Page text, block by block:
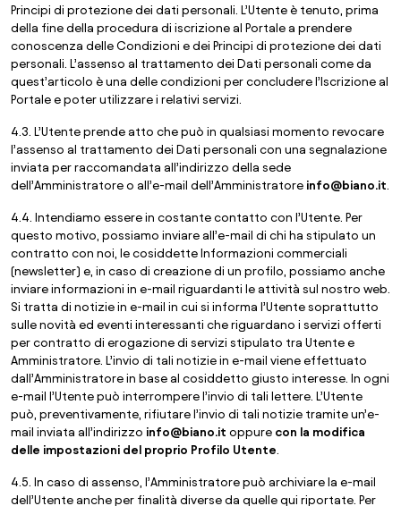
Principi di protezione dei dati personali. L’Utente è tenuto, prima
della fine della procedura di iscrizione al Portale a prendere
conoscenza delle Condizioni e dei Principi di protezione dei dati
personali. L’assenso al trattamento dei Dati personali come da
quest’articolo è una delle condizioni per concludere l’Iscrizione al
Portale e poter utilizzare i relativi servizi.
4.3. L’Utente prende atto che può in qualsiasi momento revocare
l’assenso al trattamento dei Dati personali con una segnalazione
inviata per raccomandata all’indirizzo della sede
dell’Amministratore o all’e-mail dell’Amministratore info@biano.it.
4.4. Intendiamo essere in costante contatto con l’Utente. Per
questo motivo, possiamo inviare all’e-mail di chi ha stipulato un
contratto con noi, le cosiddette Informazioni commerciali
(newsletter) e, in caso di creazione di un profilo, possiamo anche
inviare informazioni in e-mail riguardanti le attività sul nostro web.
Si tratta di notizie in e-mail in cui si informa l’Utente soprattutto
sulle novità ed eventi interessanti che riguardano i servizi offerti
per contratto di erogazione di servizi stipulato tra Utente e
Amministratore. L’invio di tali notizie in e-mail viene effettuato
dall’Amministratore in base al cosiddetto giusto interesse. In ogni
e-mail l’Utente può interrompere l’invio di tali lettere. L’Utente
può, preventivamente, rifiutare l’invio di tali notizie tramite un’e-
mail inviata all’indirizzo info@biano.it oppure con la modifica
delle impostazioni del proprio Profilo Utente.
4.5. In caso di assenso, l’Amministratore può archiviare la e-mail
dell’Utente anche per finalità diverse da quelle qui riportate. Per